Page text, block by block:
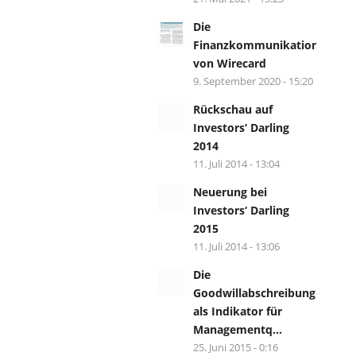
Die
Finanzkommunikation
von Wirecard
9. September 2020 - 15:20
Rückschau auf
Investors‘ Darling
2014
11. Juli 2014 - 13:04
Neuerung bei
Investors‘ Darling
2015
11. Juli 2014 - 13:06
Die
Goodwillabschreibung
als Indikator für
Managementq...
25. Juni 2015 - 0:16